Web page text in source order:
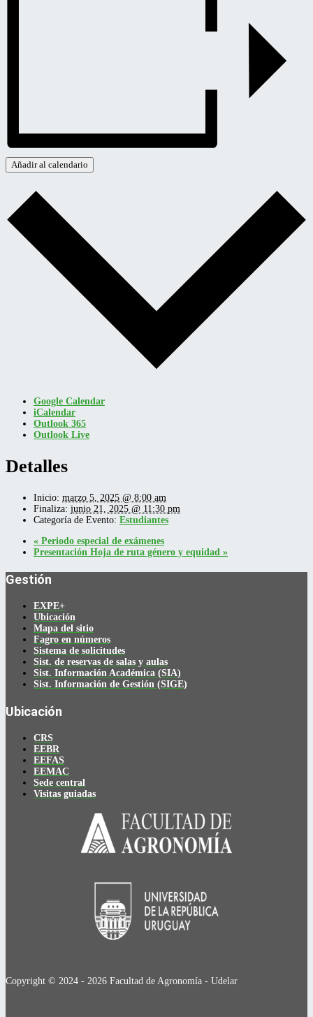
Añadir al calendario
Google Calendar
iCalendar
Outlook 365
Outlook Live
Detalles
Inicio: marzo 5, 2025 @ 8:00 am
Finaliza: junio 21, 2025 @ 11:30 pm
Categoría de Evento: Estudiantes
« Periodo especial de exámenes
Presentación Hoja de ruta género y equidad »
Gestión
EXPE+
Ubicación
Mapa del sitio
Fagro en números
Sistema de solicitudes
Sist. de reservas de salas y aulas
Sist. Información Académica (SIA)
Sist. Información de Gestión (SIGE)
Ubicación
CRS
EEBR
EEFAS
EEMAC
Sede central
Visitas guiadas
Copyright © 2024 - 2026 Facultad de Agronomía - Udelar